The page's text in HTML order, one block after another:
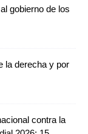
gobierno de los
la derecha y por
contra la